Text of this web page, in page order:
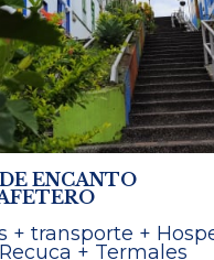
ENCANTO
+ transporte +
+ Termales